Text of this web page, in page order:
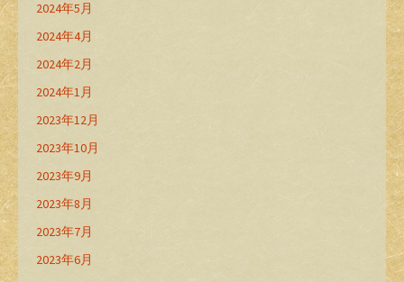
2024年5月
2024年4月
2024年2月
2024年1月
2023年12月
2023年10月
2023年9月
2023年8月
2023年7月
2023年6月